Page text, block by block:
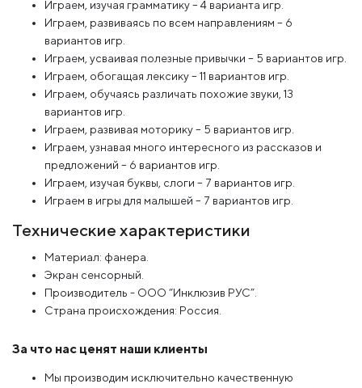
Играем, изучая грамматику – 4 варианта игр.
Играем, развиваясь по всем направлениям – 6
вариантов игр.
Играем, усваивая полезные привычки – 5 вариантов игр.
Играем, обогащая лексику – 11 вариантов игр.
Играем, обучаясь различать похожие звуки, 13
вариантов игр.
Играем, развивая моторику – 5 вариантов игр.
Играем, узнавая много интересного из рассказов и
предложений – 6 вариантов игр.
Играем, изучая буквы, слоги – 7 вариантов игр.
Играем в игры для малышей – 7 вариантов игр.
Технические характеристики
Материал: фанера.
Экран сенсорный.
Производитель - ООО “Инклюзив РУС”.
Страна происхождения: Россия.
За что нас ценят наши клиенты
Мы производим исключительно качественную